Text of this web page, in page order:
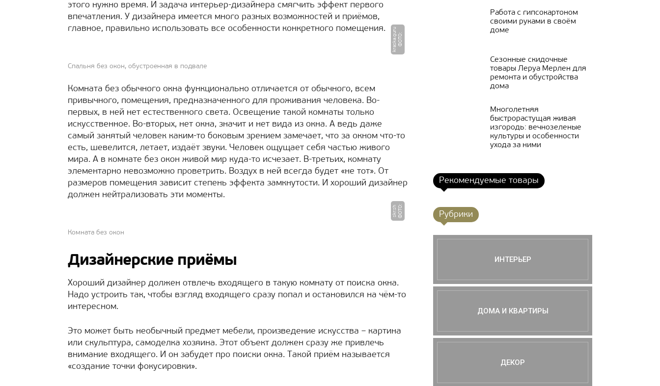
этого нужно время. И задача интерьер-дизайнера смягчить эффект первого
впечатления. У дизайнера имеется много разных возможностей и приёмов,
главное, правильно использовать все особенности конкретного помещения.
Ф
О
Т
О
:
k
r
a
s
k
a.
g
u
r
u
Спальня без окон, обустроенная в подвале
Комната без обычного окна функционально отличается от обычного, всем
привычного, помещения, предназначенного для проживания человека. Во-
первых, в ней нет естественного света. Освещение такой комнаты только
искусственное. Во-вторых, нет окна, значит и нет вида из окна. А ведь даже
самый занятый человек каким-то боковым зрением замечает, что за окном что-то
есть, шевелится, летает, издаёт звуки. Человек ощущает себя частью живого
мира. А в комнате без окон живой мир куда-то исчезает. В-третьих, комнату
элементарно невозможно проветрить. Воздух в ней всегда будет «не тот». От
размеров помещения зависит степень эффекта замкнутости. И хороший дизайнер
должен нейтрализовать эти моменты.
Ф
О
Т
О:
s
k
r.
s
h
Комната без окон
Дизайнерские приёмы
Хороший дизайнер должен отвлечь входящего в такую комнату от поиска окна.
Надо устроить так, чтобы взгляд входящего сразу попал и остановился на чём-то
интересном.
Это может быть необычный предмет мебели, произведение искусства – картина
или скульптура, самоделка хозяина. Этот объект должен сразу же привлечь
внимание входящего. И он забудет про поиски окна. Такой приём называется
«создание точки фокусировки».
Работа с гипсокартоном
своими руками в своём
доме
Сезонные скидочные
товары Леруа Мерлен для
ремонта и обустройства
дома
Многолетняя
быстрорастущая живая
изгородь: вечнозеленые
культуры и особенности
ухода за ними
Рекомендуемые товары
Рубрики
ИНТЕРЬЕР
ДОМА И КВАРТИРЫ
ДЕКОР